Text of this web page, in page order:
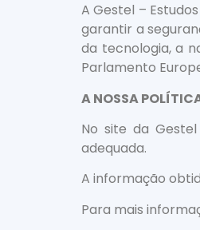
A Gestel –
garantir a
da tecnologia, a
Parlamento
A NOSSA
No site da
adequada.
A informação
Para mais